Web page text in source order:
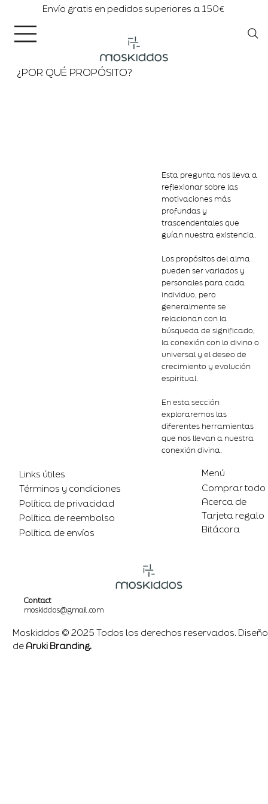
Envío gratis en pedidos superiores a 150€
¿POR QUÉ PROPÓSITO?
Esta pregunta nos lleva a
reflexionar sobre las
motivaciones más
profundas y
trascendentales que
guían nuestra existencia.
Los propósitos del alma
pueden ser variados y
personales para cada
individuo, pero
generalmente se
relacionan con la
búsqueda de significado,
la conexión con lo divino o
universal y el deseo de
crecimiento y evolución
espiritual.
En esta sección
exploraremos las
diferentes herramientas
que nos llevan a nuestra
conexión divina.
Links útiles
Términos y condiciones
Política de privacidad
Política de reembolso
Política de envíos
Menú
Comprar todo
Acerca de
Tarjeta regalo
Bitácora
Contact
moskiddos@gmail.com
Moskiddos © 2025 Todos los derechos reservados. Diseño
de Aruki Branding.